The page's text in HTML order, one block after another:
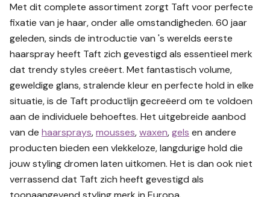
Met dit complete assortiment zorgt Taft voor perfecte
fixatie van je haar, onder alle omstandigheden. 60 jaar
geleden, sinds de introductie van 's werelds eerste
haarspray heeft Taft zich gevestigd als essentieel merk
dat trendy styles creëert. Met fantastisch volume,
geweldige glans, stralende kleur en perfecte hold in elke
situatie, is de Taft productlijn gecreëerd om te voldoen
aan de individuele behoeftes. Het uitgebreide aanbod
van de haarsprays,mousses,waxen,gels en andere
producten bieden een vlekkeloze, langdurige hold die
jouw styling dromen laten uitkomen. Het is dan ook niet
verrassend dat Taft zich heeft gevestigd als